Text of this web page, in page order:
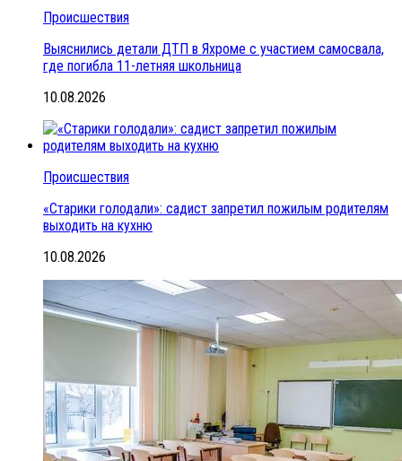
Происшествия
Выяснились детали ДТП в Яхроме с участием самосвала,
где погибла 11-летняя школьница
10.08.2026
Происшествия
«Старики голодали»: садист запретил пожилым родителям
выходить на кухню
10.08.2026